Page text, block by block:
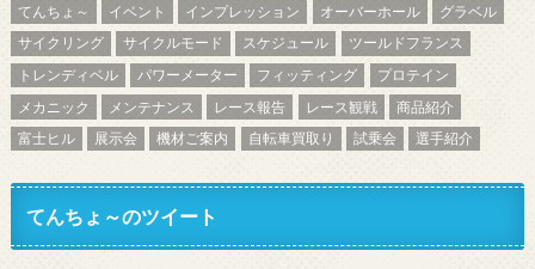
てんちょ～
イベント インプレッション オーバーホール
グラベル
サイクリング
サイクルモード スケジュール
ツールドフランス
トレンディベル
パワーメーター フィッティング
プロテイン
メカニック
メンテナンス レース報告 レース観戦
商品紹介
富士ヒル
展示会 機材ご案内 自転車買取り 試乗会 選手紹介
てんちょ～のツイート